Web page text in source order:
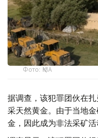
Фото: ҚМА
据调查，该犯罪团伙在
采天然黄金。由于当地
金，因此成为非法采矿活